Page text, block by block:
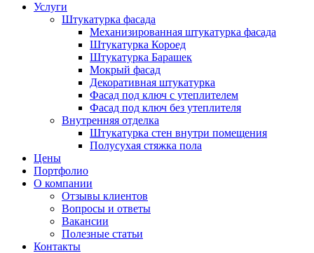
Услуги
Штукатурка фасада
Механизированная штукатурка фасада
Штукатурка Короед
Штукатурка Барашек
Мокрый фасад
Декоративная штукатурка
Фасад под ключ с утеплителем
Фасад под ключ без утеплителя
Внутренняя отделка
Штукатурка стен внутри помещения
Полусухая стяжка пола
Цены
Портфолио
О компании
Отзывы клиентов
Вопросы и ответы
Вакансии
Полезные статьи
Контакты